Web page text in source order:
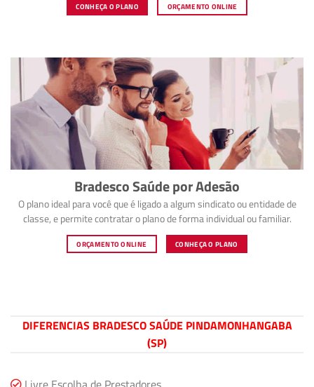
CONHEÇA O PLANO ORÇAMENTO ONLINE
Bradesco Saúde por Adesão
O plano ideal para você que é ligado a algum sindicato ou entidade de
classe, e permite contratar o plano de forma individual ou familiar.
ORÇAMENTO ONLINE CONHEÇA O PLANO
DIFERENCIAS BRADESCO SAÚDE PINDAMONHANGABA
(SP)